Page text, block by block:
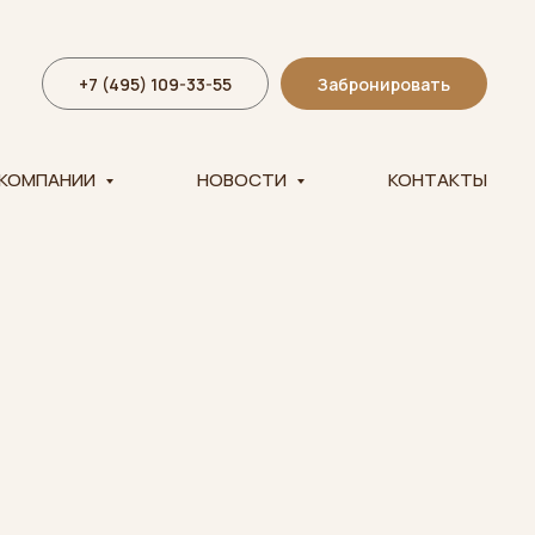
+7 (495) 109-33-55 Забронировать
НОВОСТИ КОНТАКТЫ